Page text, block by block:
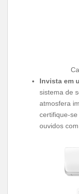
Invista em
sistema de
atmosfera
certifique-
ouvidos com